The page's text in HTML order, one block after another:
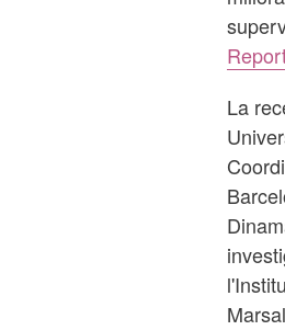
La